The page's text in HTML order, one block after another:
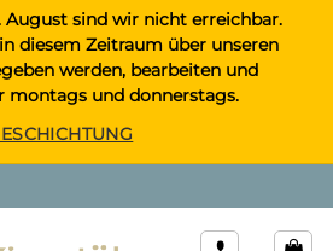
August sind wir nicht erreichbar.
diesem Zeitraum über unseren
werden, bearbeiten und
montags und donnerstags.